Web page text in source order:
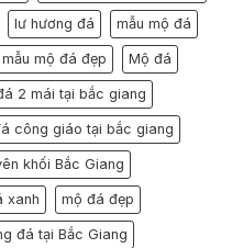
lư hương đá mẫu mộ đá
mẫu mộ đá đẹp Mộ đá
2 mái tại bắc giang
công giáo tại bắc giang
khối Bắc Giang
xanh mộ đá đẹp
đá tại Bắc Giang